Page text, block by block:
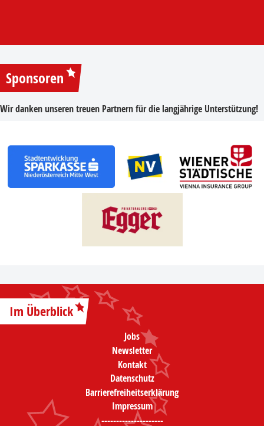
Sponsoren
Wir danken unseren treuen Partnern für die langjährige Unterstützung!
Im Überblick
Jobs
Newsletter
Kontakt
Datenschutz
Barrierefreiheitserklärung
Impressum
---------------------